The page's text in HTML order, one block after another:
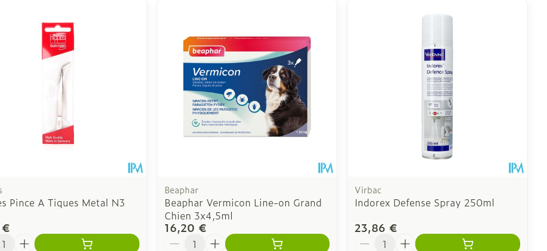
ajuster les valeurs minimales et maximales du prix.
Pince A Tiques Metal N3
Beaphar
Beaphar Vermicon Line-on Grand
Chien 3x4,5ml
16,20 €
Quantité
Virbac
Indorex Defense Spray 250ml
23,86 €
Quantité